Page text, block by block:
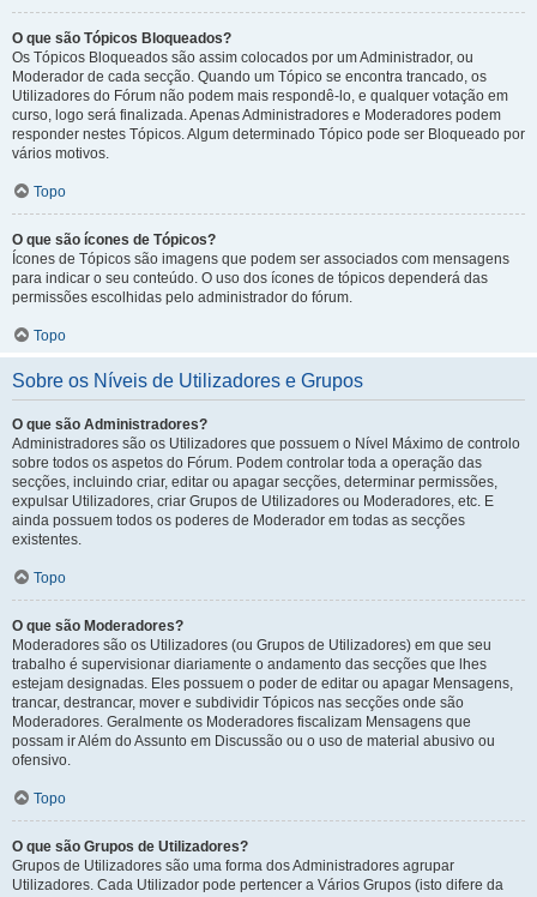
O que são Tópicos Bloqueados?
Os Tópicos Bloqueados são assim colocados por um Administrador, ou
Moderador de cada secção. Quando um Tópico se encontra trancado, os
Utilizadores do Fórum não podem mais respondê-lo, e qualquer votação em
curso, logo será finalizada. Apenas Administradores e Moderadores podem
responder nestes Tópicos. Algum determinado Tópico pode ser Bloqueado por
vários motivos.
Topo
O que são ícones de Tópicos?
Ícones de Tópicos são imagens que podem ser associados com mensagens
para indicar o seu conteúdo. O uso dos ícones de tópicos dependerá das
permissões escolhidas pelo administrador do fórum.
Topo
Sobre os Níveis de Utilizadores e Grupos
O que são Administradores?
Administradores são os Utilizadores que possuem o Nível Máximo de controlo
sobre todos os aspetos do Fórum. Podem controlar toda a operação das
secções, incluindo criar, editar ou apagar secções, determinar permissões,
expulsar Utilizadores, criar Grupos de Utilizadores ou Moderadores, etc. E
ainda possuem todos os poderes de Moderador em todas as secções
existentes.
Topo
O que são Moderadores?
Moderadores são os Utilizadores (ou Grupos de Utilizadores) em que seu
trabalho é supervisionar diariamente o andamento das secções que lhes
estejam designadas. Eles possuem o poder de editar ou apagar Mensagens,
trancar, destrancar, mover e subdividir Tópicos nas secções onde são
Moderadores. Geralmente os Moderadores fiscalizam Mensagens que
possam ir Além do Assunto em Discussão ou o uso de material abusivo ou
ofensivo.
Topo
O que são Grupos de Utilizadores?
Grupos de Utilizadores são uma forma dos Administradores agrupar
Utilizadores. Cada Utilizador pode pertencer a Vários Grupos (isto difere da